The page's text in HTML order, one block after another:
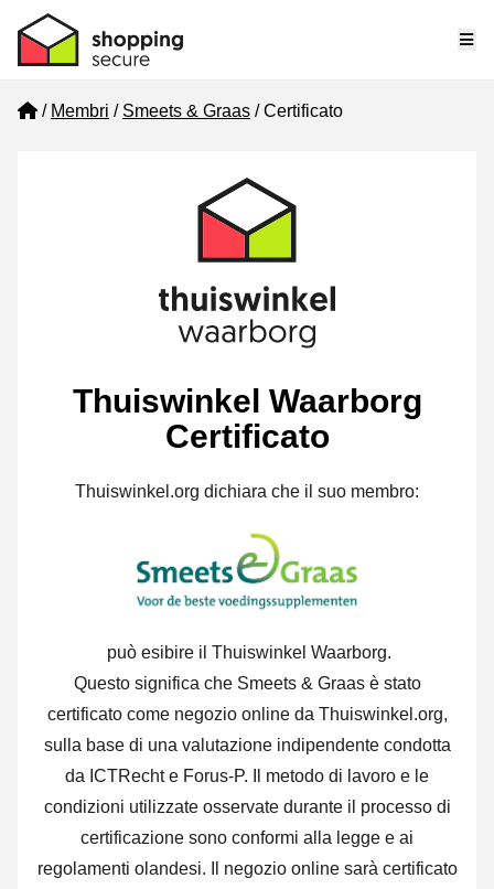
Home
Membri Smeets & Graas Certificato
Thuiswinkel Waarborg
Certificato
Thuiswinkel.org dichiara che il suo membro:
può esibire il Thuiswinkel Waarborg.
Questo significa che Smeets & Graas è stato
certificato come negozio online da Thuiswinkel.org,
sulla base di una valutazione indipendente condotta
da ICTRecht e Forus-P. Il metodo di lavoro e le
condizioni utilizzate osservate durante il processo di
certificazione sono conformi alla legge e ai
regolamenti olandesi. Il negozio online sarà certificato